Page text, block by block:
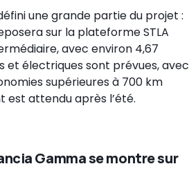
une grande partie du projet :
sur la plateforme STLA
avec environ 4,67
et électriques sont prévues, avec
supérieures à 700 km
est attendu après l’été.
Gamma se montre sur